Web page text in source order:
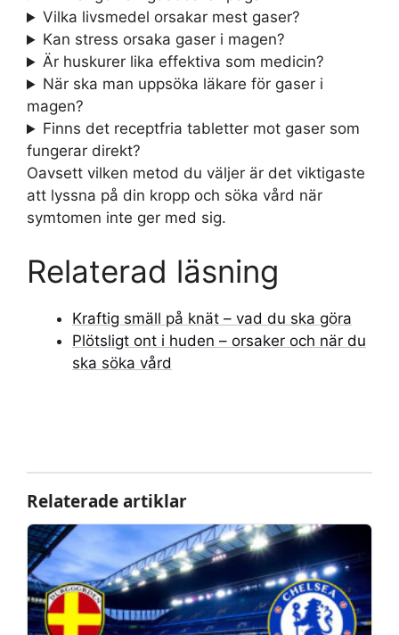
Vilka livsmedel orsakar mest gaser?
Kan stress orsaka gaser i magen?
Är huskurer lika effektiva som medicin?
När ska man uppsöka läkare för gaser i
magen?
Finns det receptfria tabletter mot gaser som
fungerar direkt?
Oavsett vilken metod du väljer är det viktigaste
att lyssna på din kropp och söka vård när
symtomen inte ger med sig.
Relaterad läsning
Kraftig smäll på knät – vad du ska göra
Plötsligt ont i huden – orsaker och när du
ska söka vård
Relaterade artiklar